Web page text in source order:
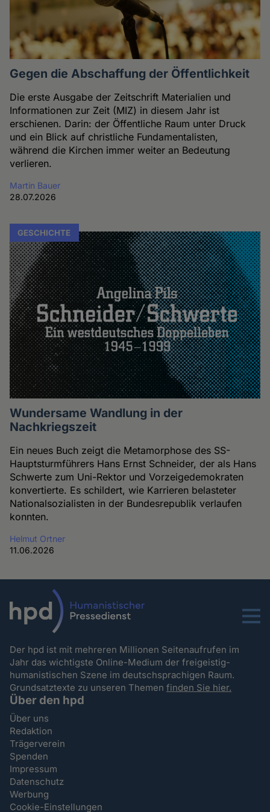
Gegen die Abschaffung der Öffentlichkeit
Die erste Ausgabe der Zeitschrift Materialien und
Informationen zur Zeit (MIZ) in diesem Jahr ist
erschienen. Darin: der Öffentliche Raum unter Druck
und ein Blick auf christliche Fundamentalisten,
während die Kirchen immer weiter an Bedeutung
verlieren.
Martin Bauer
28.07.2026
GESCHICHTE
Wundersame Wandlung in der
Nachkriegszeit
Ein neues Buch zeigt die Metamorphose des SS-
Hauptsturmführers Hans Ernst Schneider, der als Hans
Schwerte zum Uni-Rektor und Vorzeigedemokraten
konvertierte. Es schildert, wie Karrieren belasteter
Nationalsozialisten in der Bundesrepublik verlaufen
konnten.
Helmut Ortner
11.06.2026
Menu
Der hpd ist mit mehreren Millionen Seitenaufrufen im
Jahr das wichtigste Online-Medium der freigeistig-
humanistischen Szene im deutschsprachigen Raum.
Grundsatztexte zu unseren Themenfinden Sie hier.
Über den hpd
Über uns
Redaktion
Trägerverein
Spenden
Impressum
Datenschutz
Werbung
Cookie-Einstellungen